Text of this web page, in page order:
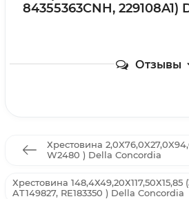
84355363CNH, 229108A1)
Отзывы
Хрестовина
W2480 ) Della Concordia
Хрестовина 148,4Х49,20Х117,50Х15,85
AT149827, RE183350 ) Della Concordia